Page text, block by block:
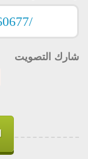
شارك التصويت